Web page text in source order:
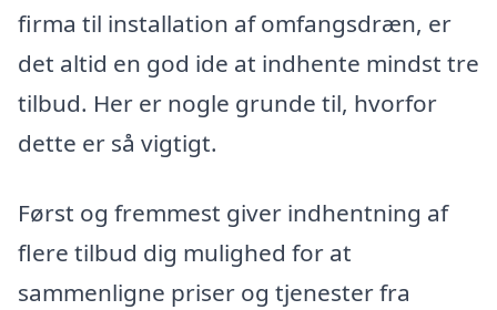
firma til installation af omfangsdræn, er
det altid en god ide at indhente mindst tre
tilbud. Her er nogle grunde til, hvorfor
dette er så vigtigt.
Først og fremmest giver indhentning af
flere tilbud dig mulighed for at
sammenligne priser og tjenester fra